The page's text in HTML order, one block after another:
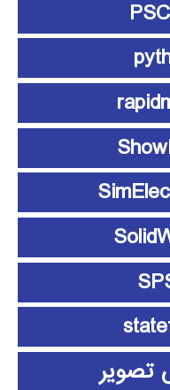
تصویر